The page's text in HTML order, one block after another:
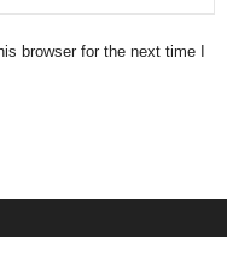
browser for the next time I